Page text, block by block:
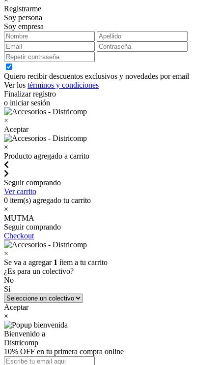
Registrarme
Soy persona
Soy empresa
Quiero recibir descuentos exclusivos y novedades por email
Ver los términos y condiciones
Finalizar registro
o iniciar sesión
×
Aceptar
×
Producto agregado a carrito
Seguir comprando
Ver carrito
0 item(s) agregado tu carrito
×
MUTMA
Seguir comprando
Checkout
×
Se va a agregar 1 ítem a tu carrito
¿Es para un colectivo?
No
Sí
Aceptar
×
Bienvenido a
Districomp
10% OFF en tu primera compra online